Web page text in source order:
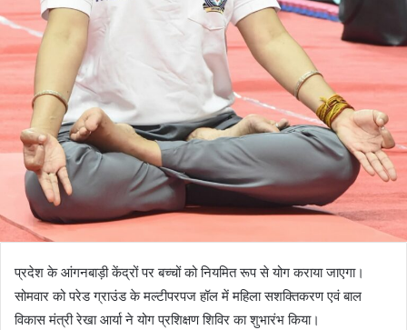
प्रदेश के आंगनबाड़ी केंद्रों पर बच्चों को नियमित रूप से योग कराया जाएगा।
सोमवार को परेड ग्राउंड के मल्टीपरपज हॉल में महिला सशक्तिकरण एवं बाल
विकास मंत्री रेखा आर्या ने योग प्रशिक्षण शिविर का शुभारंभ किया।